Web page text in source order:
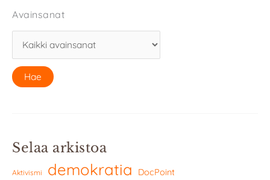
Avainsanat
Selaa arkistoa
Aktivismi demokratia DocPoint